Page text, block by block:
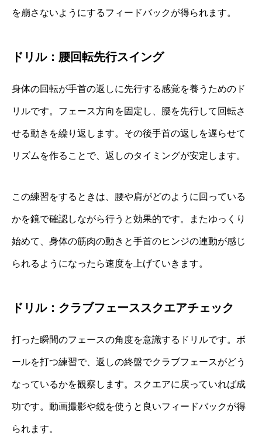
を崩さないようにするフィードバックが得られます。
ドリル：腰回転先行スイング
身体の回転が手首の返しに先行する感覚を養うためのド
リルです。フェース方向を固定し、腰を先行して回転さ
せる動きを繰り返します。その後手首の返しを遅らせて
リズムを作ることで、返しのタイミングが安定します。
この練習をするときは、腰や肩がどのように回っている
かを鏡で確認しながら行うと効果的です。またゆっくり
始めて、身体の筋肉の動きと手首のヒンジの連動が感じ
られるようになったら速度を上げていきます。
ドリル：クラブフェーススクエアチェック
打った瞬間のフェースの角度を意識するドリルです。ボ
ールを打つ練習で、返しの終盤でクラブフェースがどう
なっているかを観察します。スクエアに戻っていれば成
功です。動画撮影や鏡を使うと良いフィードバックが得
られます。